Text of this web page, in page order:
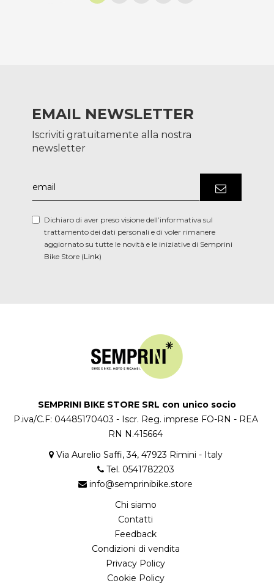
EMAIL NEWSLETTER
Iscriviti gratuitamente alla nostra
newsletter
Dichiaro di aver preso visione dell’informativa sul
trattamento dei dati personali e di voler rimanere
aggiornato su tutte le novità e le iniziative di Semprini
Bike Store (Link)
SEMPRINI BIKE STORE SRL con unico socio
P.iva/C.F: 04485170403 - Iscr. Reg. imprese FO-RN - REA
RN N.415664
Via Aurelio Saffi, 34, 47923 Rimini - Italy
Tel. 0541782203
info@semprinibike.store
Chi siamo
Contatti
Feedback
Condizioni di vendita
Privacy Policy
Cookie Policy